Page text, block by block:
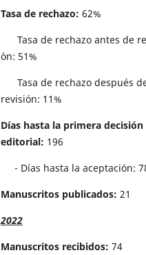
Tasa de rechazo: 62%
Tasa de rechazo antes de
´on: 51%
Tasa de rechazo después
revisión: 11%
Días hasta la primera decisión
editorial: 196
- Días hasta la aceptación:
Manuscritos publicados: 21
2022
Manuscritos recibidos: 74